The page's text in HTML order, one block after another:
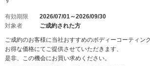
有効期限
2026/07/01～2026/09/30
対象者
ご成約された方
ご成約のお客様に当社おすすめのボディーコーティン
お得な価格にてご提供させていただきます、
是非、この機会にお買い求めください。